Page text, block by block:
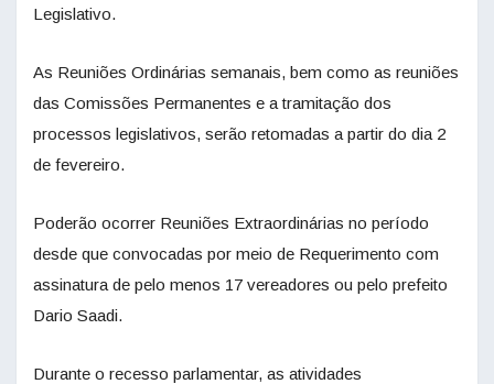
Legislativo.
As Reuniões Ordinárias semanais, bem como as reuniões
das Comissões Permanentes e a tramitação dos
processos legislativos, serão retomadas a partir do dia 2
de fevereiro.
Poderão ocorrer Reuniões Extraordinárias no período
desde que convocadas por meio de Requerimento com
assinatura de pelo menos 17 vereadores ou pelo prefeito
Dario Saadi.
Durante o recesso parlamentar, as atividades